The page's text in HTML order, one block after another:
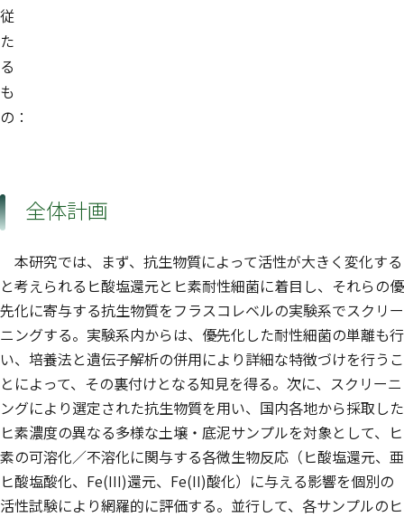
従
た
る
も
の：
全体計画
本研究では、まず、抗生物質によって活性が大きく変化する
と考えられるヒ酸塩還元とヒ素耐性細菌に着目し、それらの優
先化に寄与する抗生物質をフラスコレベルの実験系でスクリー
ニングする。実験系内からは、優先化した耐性細菌の単離も行
い、培養法と遺伝子解析の併用により詳細な特徴づけを行うこ
とによって、その裏付けとなる知見を得る。次に、スクリーニ
ングにより選定された抗生物質を用い、国内各地から採取した
ヒ素濃度の異なる多様な土壌・底泥サンプルを対象として、ヒ
素の可溶化／不溶化に関与する各微生物反応（ヒ酸塩還元、亜
ヒ酸塩酸化、Fe(III)還元、Fe(II)酸化）に与える影響を個別の
活性試験により網羅的に評価する。並行して、各サンプルのヒ